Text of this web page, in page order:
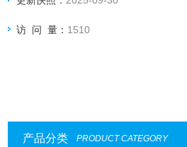
访 问 量： 1510
产品分类 PRODUCT CATEGORY